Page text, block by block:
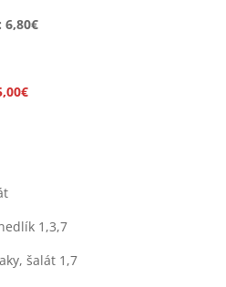
6,80€
1,3,7
šalát 1,7